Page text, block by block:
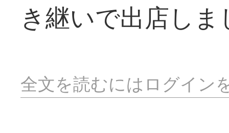
き継いで出店し
全文を読むにはログイン